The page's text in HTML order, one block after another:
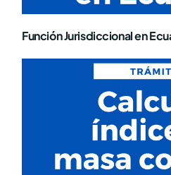
Función Jurisdiccional en